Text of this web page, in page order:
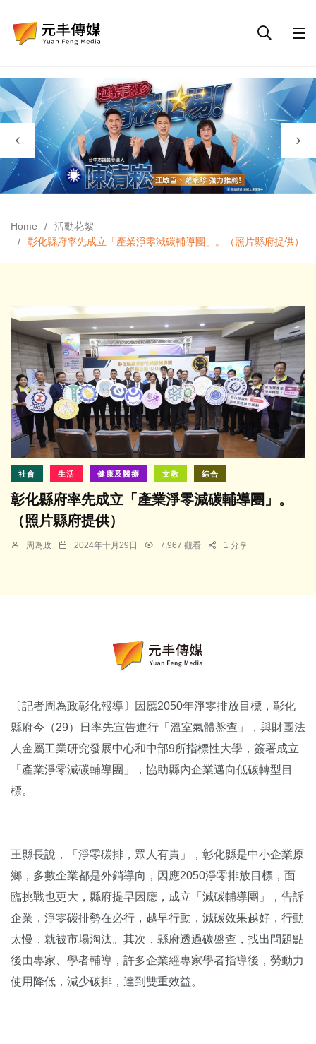
Home
活動花絮
彰化縣府率先成立「產業淨零減碳輔導團」。（照片縣府提供）
社會 生活 健康及醫療 文教 綜合
彰化縣府率先成立「產業淨零減碳輔導團」。
（照片縣府提供）
周為政 2024年十月29日 7,967 觀看 1 分享
〔記者周為政彰化報導〕因應2050年淨零排放目標，彰化
縣府今（29）日率先宣告進行「溫室氣體盤查」，與財團法
人金屬工業研究發展中心和中部9所指標性大學，簽署成立
「產業淨零減碳輔導團」，協助縣內企業邁向低碳轉型目
標。
王縣長說，「淨零碳排，眾人有責」，彰化縣是中小企業原
鄉，多數企業都是外銷導向，因應2050淨零排放目標，面
臨挑戰也更大，縣府提早因應，成立「減碳輔導團」，告訴
企業，淨零碳排勢在必行，越早行動，減碳效果越好，行動
太慢，就被市場淘汰。其次，縣府透過碳盤查，找出問題點
後由專家、學者輔導，許多企業經專家學者指導後，勞動力
使用降低，減少碳排，達到雙重效益。